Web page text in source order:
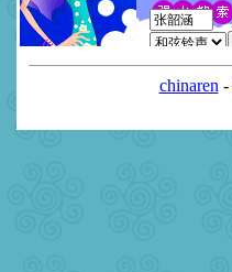
chinaren -